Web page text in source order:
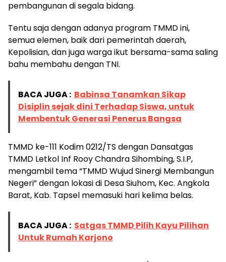
pembangunan di segala bidang.
Tentu saja dengan adanya program TMMD ini,
semua elemen, baik dari pemerintah daerah,
Kepolisian, dan juga warga ikut bersama-sama saling
bahu membahu dengan TNI.
BACA JUGA : Babinsa Tanamkan Sikap
Disiplin sejak dini Terhadap Siswa, untuk
Membentuk Generasi Penerus Bangsa
TMMD ke-111 Kodim 0212/TS dengan Dansatgas
TMMD Letkol Inf Rooy Chandra Sihombing, S.I.P,
mengambil tema “TMMD Wujud Sinergi Membangun
Negeri” dengan lokasi di Desa Siuhom, Kec. Angkola
Barat, Kab. Tapsel memasuki hari kelima belas.
BACA JUGA : Satgas TMMD Pilih Kayu Pilihan
Untuk Rumah Karjono